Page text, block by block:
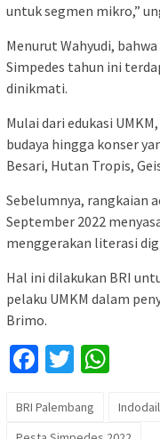
untuk segmen mikro,”
Menurut Wahyudi,
Simpedes tahun ini
dinikmati.
Mulai dari edukasi
budaya hingga konser
Besari, Hutan Tropis,
Sebelumnya, rangkaian
September 2022
menggerakan literasi
Hal ini dilakukan BRI
pelaku UMKM dalam
Brimo.
Facebook
Twitter
BRI Palembang